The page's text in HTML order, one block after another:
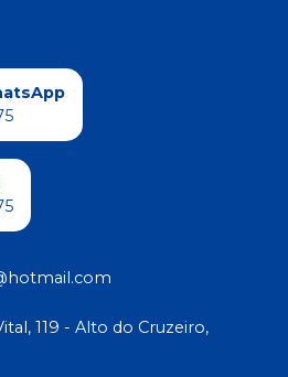
119 - Alto do Cruzeiro,